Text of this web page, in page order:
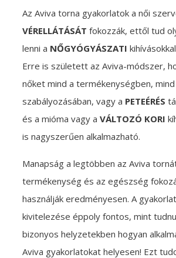
Az Aviva torna gyakorlatok a női
VÉRELLÁTÁSÁT fokozzák, ettől tud
lenni a NŐGYÓGYÁSZATI
Erre is született az Aviva-módszer,
nőket mind a termékenységben, mind
szabályozásában, vagy a PETEÉRÉS
és a mióma vagy a VÁLTOZÓ KORI
is nagyszerűen alkalmazható.
Manapság a legtöbben az Aviva
termékenység és az egészség
használják eredményesen. A
kivitelezése éppoly fontos, mint
bizonyos helyzetekben hogyan
Aviva gyakorlatokat helyesen! Ezt